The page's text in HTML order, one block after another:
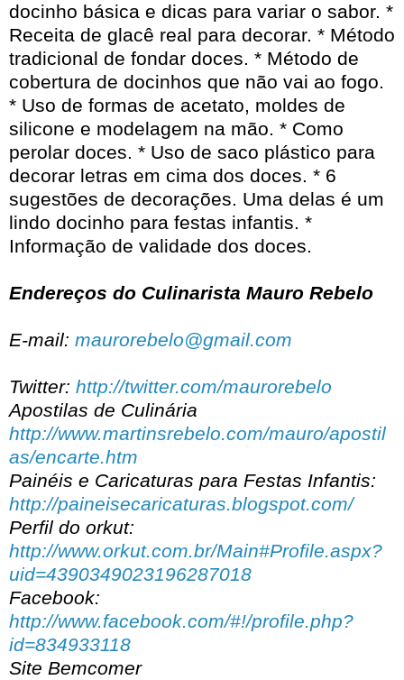
docinho básica e dicas para variar o sabor. *
Receita de glacê real para decorar. * Método
tradicional de fondar doces. * Método de
cobertura de docinhos que não vai ao fogo.
* Uso de formas de acetato, moldes de
silicone e modelagem na mão. * Como
perolar doces. * Uso de saco plástico para
decorar letras em cima dos doces. * 6
sugestões de decorações. Uma delas é um
lindo docinho para festas infantis. *
Informação de validade dos doces.
Endereços do Culinarista Mauro Rebelo
E-mail: maurorebelo@gmail.com
Twitter: http://twitter.com/maurorebelo
Apostilas de Culinária
http://www.martinsrebelo.com/mauro/apostil
as/encarte.htm
Painéis e Caricaturas para Festas Infantis:
http://paineisecaricaturas.blogspot.com/
Perfil do orkut:
http://www.orkut.com.br/Main#Profile.aspx?
uid=4390349023196287018
Facebook:
http://www.facebook.com/#!/profile.php?
id=834933118
Site Bemcomer